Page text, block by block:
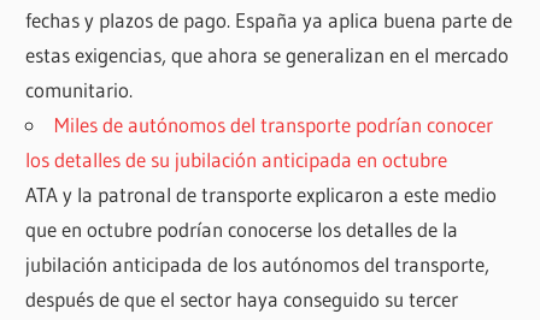
fechas y plazos de pago. España ya aplica buena parte de
estas exigencias, que ahora se generalizan en el mercado
comunitario.
Miles de autónomos del transporte podrían conocer
los detalles de su jubilación anticipada en octubre
ATA y la patronal de transporte explicaron a este medio
que en octubre podrían conocerse los detalles de la
jubilación anticipada de los autónomos del transporte,
después de que el sector haya conseguido su tercer